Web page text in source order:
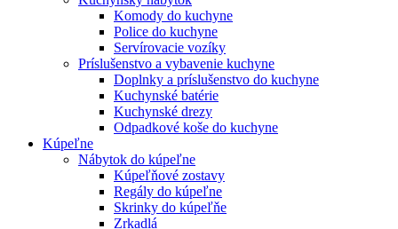
Komody do kuchyne
Police do kuchyne
Servírovacie vozíky
Príslušenstvo a vybavenie kuchyne
Doplnky a príslušenstvo do kuchyne
Kuchynské batérie
Kuchynské drezy
Odpadkové koše do kuchyne
Kúpeľne
Nábytok do kúpeľne
Kúpeľňové zostavy
Regály do kúpeľne
Skrinky do kúpeľňe
Zrkadlá